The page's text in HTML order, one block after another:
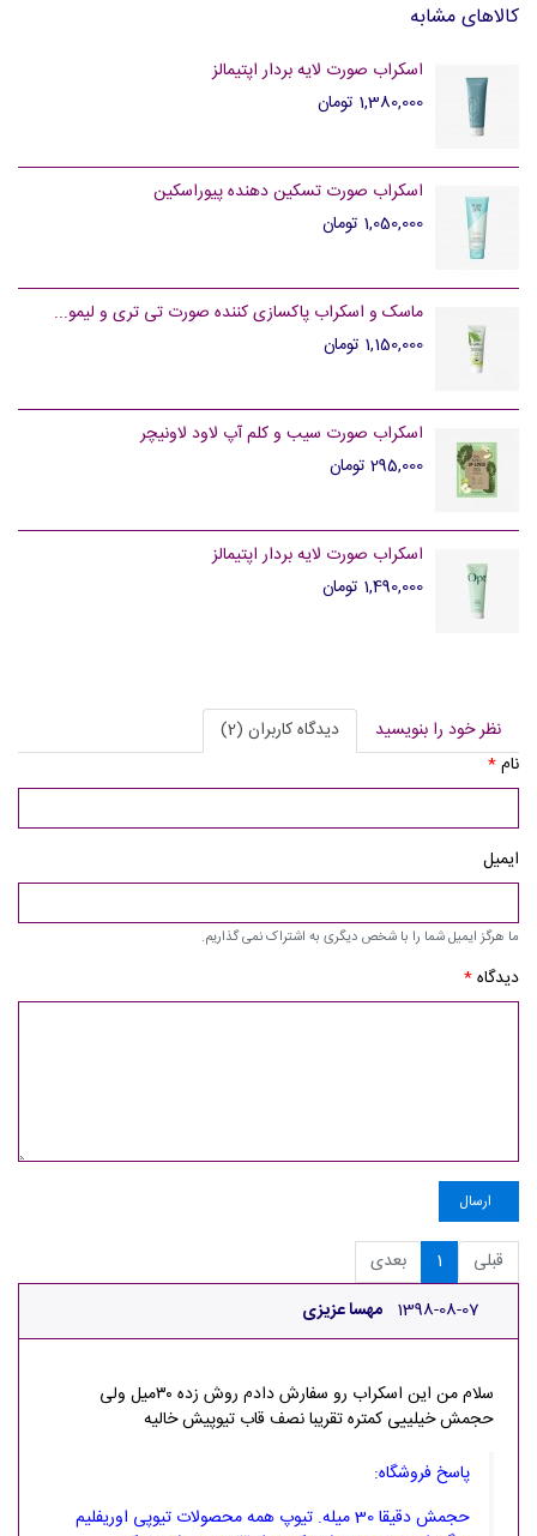
کالاهای مشابه
اسکراب صورت لایه بردار اپتیمالز
1,380,000 تومان
اسکراب صورت تسکین دهنده پیوراسکین
1,050,000 تومان
ماسک و اسکراب پاکسازی کننده صورت تی تری و لیمو...
1,150,000 تومان
اسکراب صورت سیب و کلم آپ لاود لاونیچر
295,000 تومان
اسکراب صورت لایه بردار اپتیمالز
1,490,000 تومان
نظر خود را بنویسید
دیدگاه کاربران (2)
نام*
ایمیل
ما هرگز ایمیل شما را با شخص دیگری به اشتراک نمی گذاریم.
دیدگاه*
ارسال
قبلی 1
بعدی
مهسا عزیزی 1398-08-07
سلام من این اسکراب رو سفارش دادم روش زده ۳۰میل ولی
حجمش خیلییی کمتره تقریبا نصف قاب تیوپیش خالیه
پاسخ فروشگاه:
حجمش دقیقا 30 میله. تیوپ همه محصولات تیوپی اوریفلیم